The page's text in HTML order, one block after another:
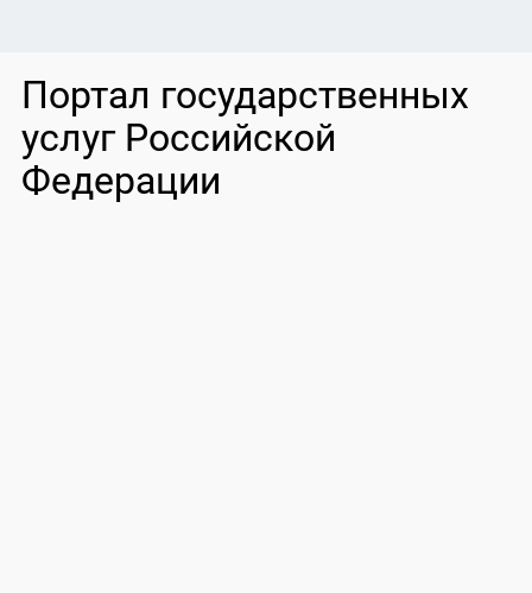
Портал государственных
услуг Российской
Федерации